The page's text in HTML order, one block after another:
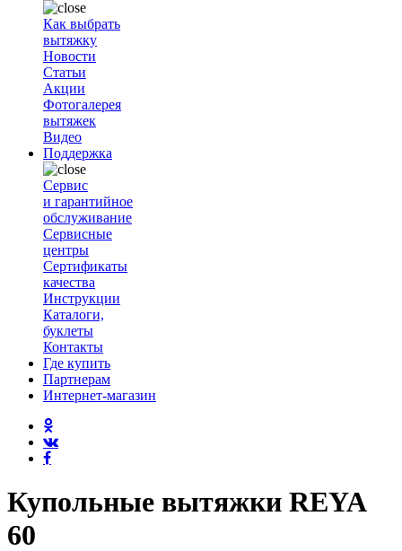
Как выбрать
вытяжку
Новости
Статьи
Акции
Фотогалерея
вытяжек
Видео
Поддержка
Сервис
и гарантийное
обслуживание
Сервисные
центры
Сертификаты
качества
Инструкции
Каталоги,
буклеты
Контакты
Где купить
Партнерам
Интернет-магазин
Купольные вытяжки REYA
60